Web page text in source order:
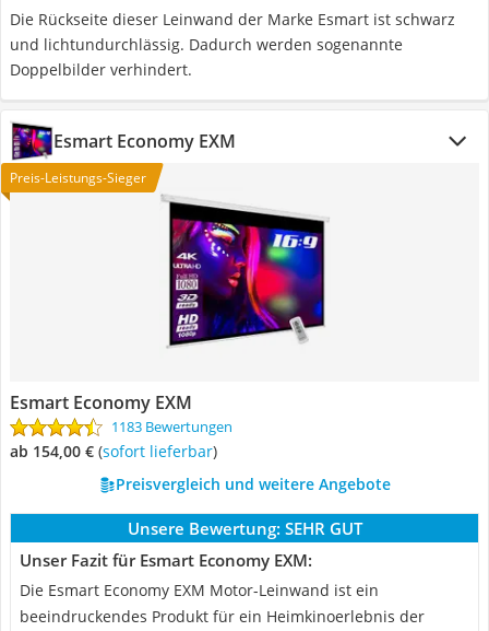
Die Rückseite dieser Leinwand der Marke Esmart ist schwarz
und lichtundurchlässig. Dadurch werden sogenannte
Doppelbilder verhindert.
Esmart Economy EXM
Preis-Leistungs-Sieger
Esmart Economy EXM
1183 Bewertungen
ab 154,00 € ( Sofort lieferbar)
Preisvergleich und weitere Angebote
Unsere Bewertung: SEHR GUT
Unser Fazit für Esmart Economy EXM:
Die Esmart Economy EXM Motor-Leinwand ist ein
beeindruckendes Produkt für ein Heimkinoerlebnis der